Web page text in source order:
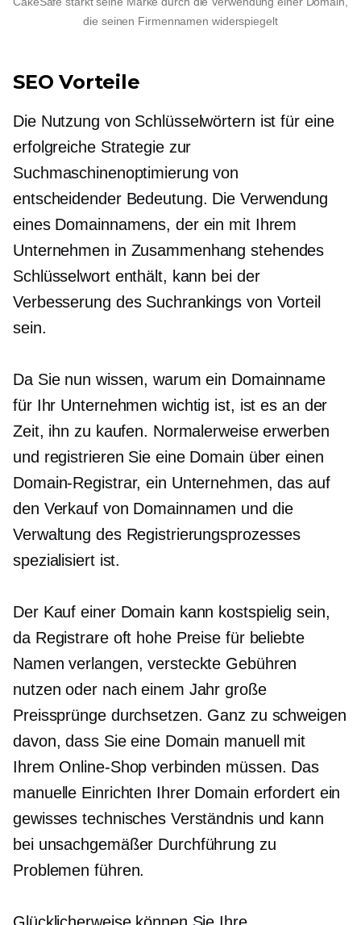
die seinen Firmennamen widerspiegelt
SEO Vorteile
Die Nutzung von Schlüsselwörtern ist für eine
erfolgreiche Strategie zur
Suchmaschinenoptimierung von
entscheidender Bedeutung. Die Verwendung
eines Domainnamens, der ein mit Ihrem
Unternehmen in Zusammenhang stehendes
Schlüsselwort enthält, kann bei der
Verbesserung des Suchrankings von Vorteil
sein.
Da Sie nun wissen, warum ein Domainname
für Ihr Unternehmen wichtig ist, ist es an der
Zeit, ihn zu kaufen. Normalerweise erwerben
und registrieren Sie eine Domain über einen
Domain-Registrar, ein Unternehmen, das auf
den Verkauf von Domainnamen und die
Verwaltung des Registrierungsprozesses
spezialisiert ist.
Der Kauf einer Domain kann kostspielig sein,
da Registrare oft hohe Preise für beliebte
Namen verlangen, versteckte Gebühren
nutzen oder nach einem Jahr große
Preissprünge durchsetzen. Ganz zu schweigen
davon, dass Sie eine Domain manuell mit
Ihrem Online-Shop verbinden müssen. Das
manuelle Einrichten Ihrer Domain erfordert ein
gewisses technisches Verständnis und kann
bei unsachgemäßer Durchführung zu
Problemen führen.